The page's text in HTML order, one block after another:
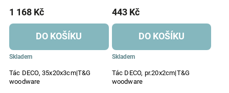
Tác DECO, 35x20x3cm|T&G
woodware
Skladem
1 168 Kč
DO KOŠÍKU
Tác DECO, pr.20x2cm|T&G
woodware
Skladem
443 Kč
DO KOŠÍKU